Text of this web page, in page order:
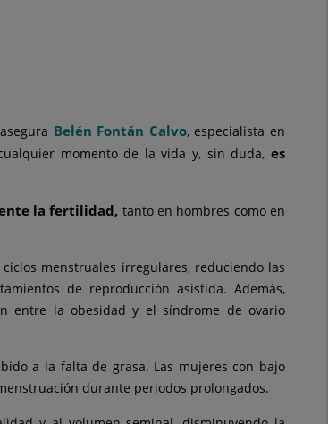
Belén Fontán Calvo, especialista en
momento de la vida y, sin duda,es
la fertilidad, tanto en hombres como en
menstruales irregulares, reduciendo las
de reproducción asistida. Además,
entre la obesidad y el síndrome de ovario
a la falta de grasa. Las mujeres con bajo
durante periodos prolongados.